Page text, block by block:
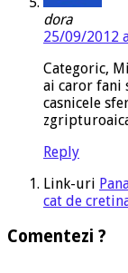
dora
25/09/2012
Categoric,
ai caror fani
casnicele
Reply
Link-uri
cat de
Comentezi ?